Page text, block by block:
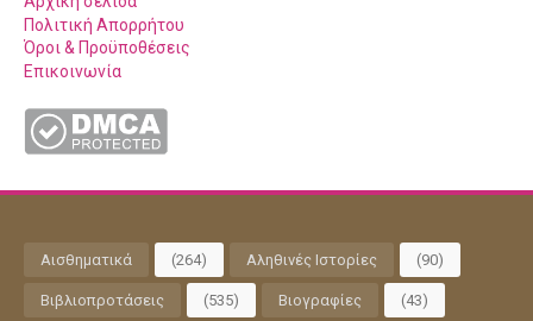
Πολιτική Απορρήτου
Όροι & Προϋποθέσεις
Επικοινωνία
Αισθηματικά (264) Αληθινές Ιστορίες (90)
Βιβλιοπροτάσεις (535) Βιογραφίες (43)